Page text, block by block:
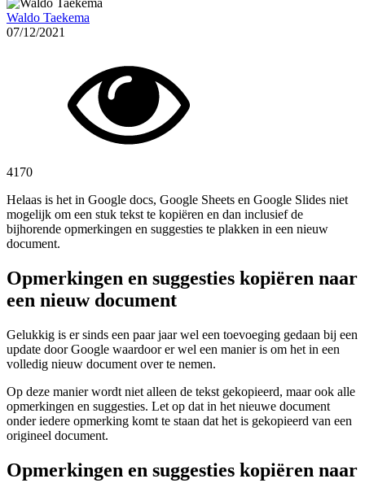
Waldo Taekema
07/12/2021
4170
Helaas is het in Google docs, Google Sheets en Google Slides niet
mogelijk om een stuk tekst te kopiëren en dan inclusief de
bijhorende opmerkingen en suggesties te plakken in een nieuw
document.
Opmerkingen en suggesties kopiëren naar
een nieuw document
Gelukkig is er sinds een paar jaar wel een toevoeging gedaan bij een
update door Google waardoor er wel een manier is om het in een
volledig nieuw document over te nemen.
Op deze manier wordt niet alleen de tekst gekopieerd, maar ook alle
opmerkingen en suggesties. Let op dat in het nieuwe document
onder iedere opmerking komt te staan dat het is gekopieerd van een
origineel document.
Opmerkingen en suggesties kopiëren naar